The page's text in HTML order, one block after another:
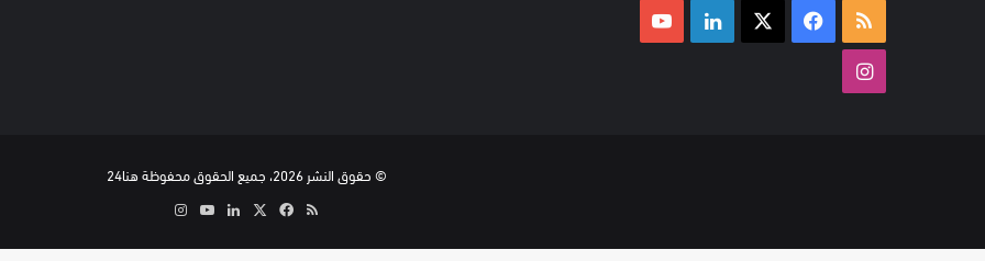
ملخص فيسبوك لينكدإن
© حقوق النشر 2026، جميع الحقوق محفوظة هنا24
ملخص فيسبوك لينكدإن ‫YouTube